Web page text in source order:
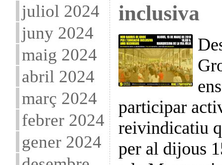
juliol 2024
juny 2024
maig 2024
abril 2024
març 2024
febrer 2024
gener 2024
inclusiva
participar
reivindicatiu
per al dijous